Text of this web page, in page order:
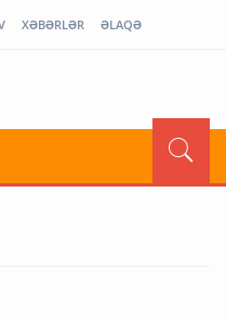
XƏBƏRLƏR ƏLAQƏ